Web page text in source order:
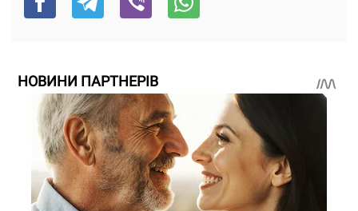
НОВИНИ ПАРТНЕРІВ